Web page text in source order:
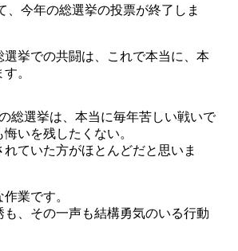
、今年の総選挙の投票が終了しま
選挙での共闘は、これで本当に、本
。
総選挙は、本当に毎年苦しい戦いで
いを残したくない。
ていた方がほとんどだと思いま
業です。
も、その一声も結構勇気のいる行動